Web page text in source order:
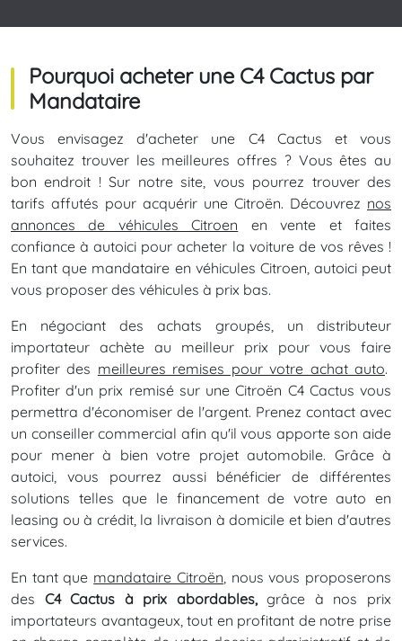
Pourquoi acheter une C4 Cactus par
Mandataire
Vous envisagez d'acheter une C4 Cactus et vous
souhaitez trouver les meilleures offres ? Vous êtes au
bon endroit ! Sur notre site, vous pourrez trouver des
tarifs affutés pour acquérir une Citroën. Découvrez nos
annonces de véhicules Citroen en vente et faites
confiance à autoici pour acheter la voiture de vos rêves !
En tant que mandataire en véhicules Citroen, autoici peut
vous proposer des véhicules à prix bas.
En négociant des achats groupés, un distributeur
importateur achète au meilleur prix pour vous faire
profiter des meilleures remises pour votre achat auto.
Profiter d'un prix remisé sur une Citroën C4 Cactus vous
permettra d'économiser de l'argent. Prenez contact avec
un conseiller commercial afin qu'il vous apporte son aide
pour mener à bien votre projet automobile. Grâce à
autoici, vous pourrez aussi bénéficier de différentes
solutions telles que le financement de votre auto en
leasing ou à crédit, la livraison à domicile et bien d'autres
services.
En tant que mandataire Citroën, nous vous proposerons
des C4 Cactus à prix abordables,grâce à nos prix
importateurs avantageux, tout en profitant de notre prise